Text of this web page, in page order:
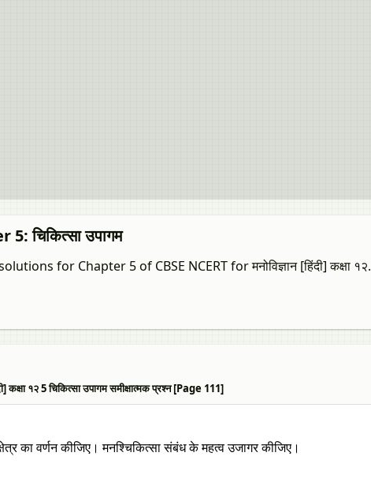
चिकित्सा उपागम
for Chapter 5 of CBSE NCERT for मनोविज्ञान [हिंदी] कक्षा १२.
१२ 5 चिकित्सा उपागम समीक्षात्मक प्रश्न [Page 111]
का वर्णन कीजिए। मनश्चिकित्सा संबंध के महत्व उजागर कीजिए।